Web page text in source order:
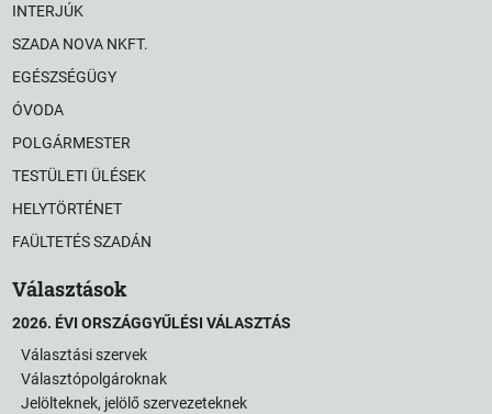
INTERJÚK
SZADA NOVA NKFT.
EGÉSZSÉGÜGY
ÓVODA
POLGÁRMESTER
TESTÜLETI ÜLÉSEK
HELYTÖRTÉNET
FAÜLTETÉS SZADÁN
Választások
2026. ÉVI ORSZÁGGYŰLÉSI VÁLASZTÁS
Választási szervek
Választópolgároknak
Jelölteknek, jelölő szervezeteknek